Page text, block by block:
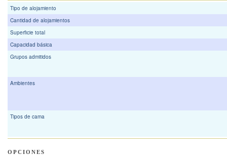
Tipo de alojamiento
Cantidad de alojamientos
Superficie total
Capacidad básica
Grupos admitidos
Ambientes
Tipos de cama
OPCIONES